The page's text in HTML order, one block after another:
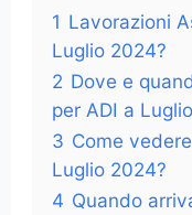
1 Lavorazioni
Luglio 2024?
2 Dove e
per ADI a
3 Come
Luglio 2024?
4 Quando